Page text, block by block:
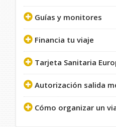
Guías y monitores
Financia tu viaje
Tarjeta Sanitaria
Autorización salida
Cómo organizar un